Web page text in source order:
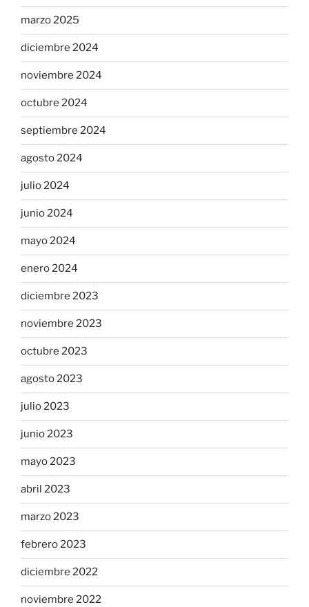
marzo 2025
diciembre 2024
noviembre 2024
octubre 2024
septiembre 2024
agosto 2024
julio 2024
junio 2024
mayo 2024
enero 2024
diciembre 2023
noviembre 2023
octubre 2023
agosto 2023
julio 2023
junio 2023
mayo 2023
abril 2023
marzo 2023
febrero 2023
diciembre 2022
noviembre 2022